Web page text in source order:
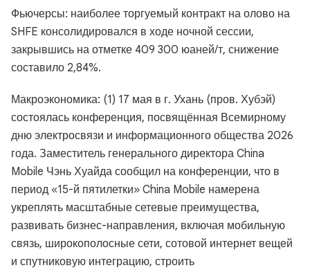
Фьючерсы: наиболее торгуемый контракт на олово на
SHFE консолидировался в ходе ночной сессии,
закрывшись на отметке 409 300 юаней/т, снижение
составило 2,84%.
Макроэкономика: (1) 17 мая в г. Ухань (пров. Хубэй)
состоялась конференция, посвящённая Всемирному
дню электросвязи и информационного общества 2026
года. Заместитель генерального директора China
Mobile Чэнь Хуайда сообщил на конференции, что в
период «15-й пятилетки» China Mobile намерена
укреплять масштабные сетевые преимущества,
развивать бизнес-направления, включая мобильную
связь, широкополосные сети, сотовой интернет вещей
и спутниковую интеграцию, строить